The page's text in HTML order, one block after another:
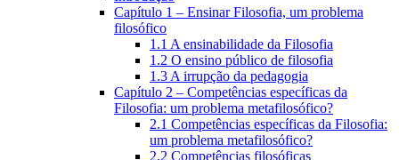
Capítulo 1 – Ensinar Filosofia, um problema
filosófico
1.1 A ensinabilidade da Filosofia
1.2 O ensino público de filosofia
1.3 A irrupção da pedagogia
Capítulo 2 – Competências específicas da
Filosofia: um problema metafilosófico?
2.1 Competências específicas da Filosofia:
um problema metafilosófico?
2.2 Competências filosóficas